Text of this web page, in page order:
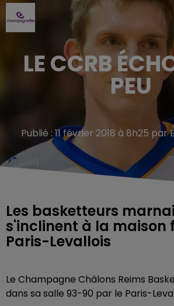
LE CCRB
PEU
Publié : 11 février 2018 à 8h25 par
Les basketteurs
s'inclinent à la maison
Paris-Levallois
Le Champagne Châlons Reims
dans sa salle 93-90 par le Paris-